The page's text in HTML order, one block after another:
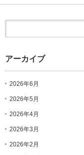
アーカイブ
2026年6月
2026年5月
2026年4月
2026年3月
2026年2月